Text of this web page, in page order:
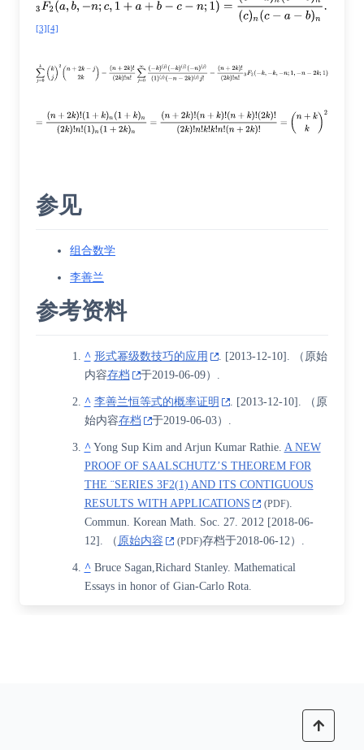
[3] [4]
参见
组合数学
李善兰
参考资料
^ 形式幂级数技巧的应用 . [2013-12-10] . （原始
内容存档 于2019-06-09）.
^ 李善兰恒等式的概率证明 . [2013-12-10] . （原
始内容存档 于2019-06-03）.
^ Yong Sup Kim and Arjun Kumar Rathie. A NEW
PROOF OF SAALSCHUTZ’S THEOREM FOR
THE ¨SERIES 3F2(1) AND ITS CONTIGUOUS
RESULTS WITH APPLICATIONS
(PDF).
Commun. Korean Math. Soc. 27. 2012 [2018-06-
12] . （ 原始内容 (PDF)存档于2018-06-12）.
^ Bruce Sagan,Richard Stanley. Mathematical
Essays in honor of Gian-Carlo Rota.